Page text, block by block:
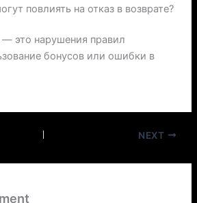
повлиять на отказ в возврате?
это нарушения правил
бонусов или ошибки в
NEXT